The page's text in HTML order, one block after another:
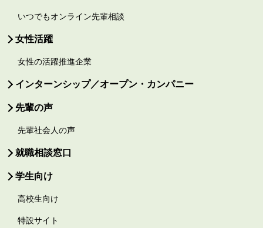
いつでもオンライン先輩相談
女性活躍
女性の活躍推進企業
インターンシップ／オープン・カンパニー
先輩の声
先輩社会人の声
就職相談窓口
学生向け
高校生向け
特設サイト